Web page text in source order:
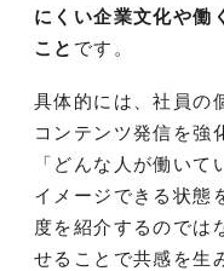
にくい企業文化や働
こと です。
具体的には、社員の
コンテンツ発信を強
「どんな人が働い
イメージできる状態
度を紹介するのでは
せることで共感を生